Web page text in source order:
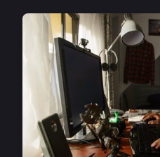
Giật gân
Viễn Tây
GameShow
QUỐC GIA